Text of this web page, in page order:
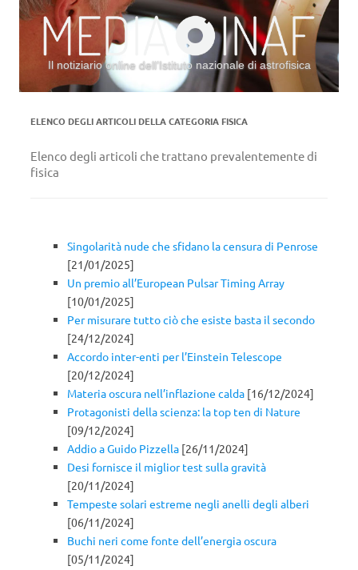
Il notiziario online dell’Istituto nazionale di astrofisica
ELENCO DEGLI ARTICOLI DELLA CATEGORIA FISICA
Elenco degli articoli che trattano prevalentemente di
fisica
Singolarità nude che sfidano la censura di Penrose
[21/01/2025]
Un premio all’European Pulsar Timing Array
[10/01/2025]
Per misurare tutto ciò che esiste basta il secondo
[24/12/2024]
Accordo inter-enti per l’Einstein Telescope
[20/12/2024]
Materia oscura nell’inflazione calda [16/12/2024]
Protagonisti della scienza: la top ten di Nature
[09/12/2024]
Addio a Guido Pizzella [26/11/2024]
Desi fornisce il miglior test sulla gravità
[20/11/2024]
Tempeste solari estreme negli anelli degli alberi
[06/11/2024]
Buchi neri come fonte dell’energia oscura
[05/11/2024]